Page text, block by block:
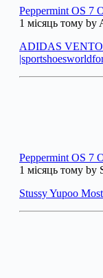
Peppermint OS 7
1 місяць тому
ADIDAS VENTO
Peppermint OS 7
1 місяць тому by
Stussy Yupoo